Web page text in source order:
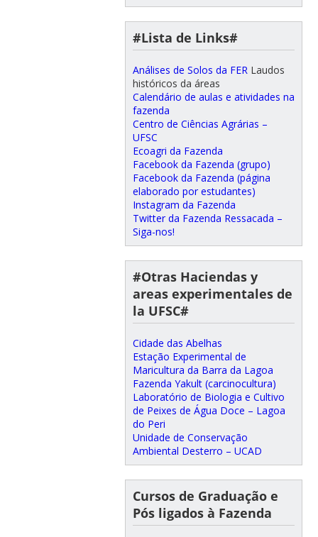
#Lista de Links#
Análises de Solos da FER Laudos
históricos da áreas
Calendário de aulas e atividades na
fazenda
Centro de Ciências Agrárias –
UFSC
Ecoagri da Fazenda
Facebook da Fazenda (grupo)
Facebook da Fazenda (página
elaborado por estudantes)
Instagram da Fazenda
Twitter da Fazenda Ressacada –
Siga-nos!
#Otras Haciendas y
areas experimentales de
la UFSC#
Cidade das Abelhas
Estação Experimental de
Maricultura da Barra da Lagoa
Fazenda Yakult (carcinocultura)
Laboratório de Biologia e Cultivo
de Peixes de Água Doce – Lagoa
do Peri
Unidade de Conservação
Ambiental Desterro – UCAD
Cursos de Graduação e
Pós ligados à Fazenda